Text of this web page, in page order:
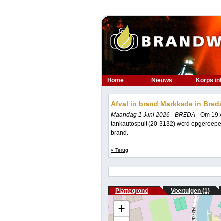
Home Nieuws Korps
Afval in brand Markkade in
Maandag 1 Juni 2026 - BREDA - Om
tankautospuit (20-3132) werd
brand.
« Terug
Plattegrond Voertuigen (1)
+